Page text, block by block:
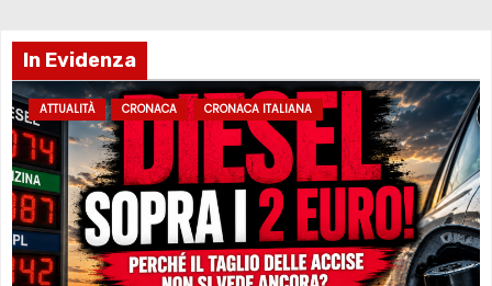
In Evidenza
ATTUALITÀ CRONACA CRONACA ITALIANA